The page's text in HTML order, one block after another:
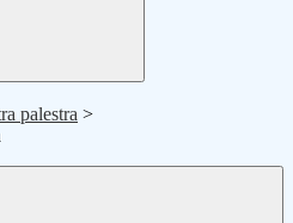
palestra >